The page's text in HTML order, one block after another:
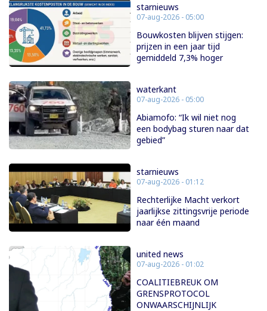
starnieuws
07-aug-2026 - 05:00
Bouwkosten blijven stijgen:
prijzen in een jaar tijd
gemiddeld 7,3% hoger
waterkant
07-aug-2026 - 05:00
Abiamofo: “Ik wil niet nog
een bodybag sturen naar dat
gebied”
starnieuws
07-aug-2026 - 01:12
Rechterlijke Macht verkort
jaarlijkse zittingsvrije periode
naar één maand
united news
07-aug-2026 - 01:02
COALITIEBREUK OM
GRENSPROTOCOL
ONWAARSCHIJNLIJK